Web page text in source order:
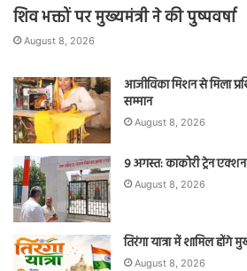
शिव भक्तों पर मुख्यमंत्री ने की पुष्पवर्षा
August 8, 2026
आजीविका मिशन से मिला
सम्मान
August 8, 2026
9 अगस्त: काकोरी ट्रेन
August 8, 2026
तिरंगा यात्रा में शामिल होंगे
August 8, 2026